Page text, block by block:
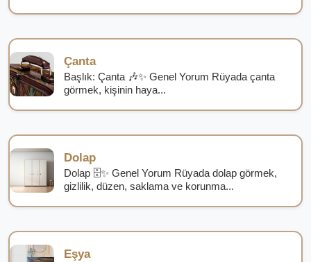
Çanta
Başlık: Çanta 🎶✨ Genel Yorum Rüyada çanta
görmek, kişinin haya...
Dolap
Dolap 🗄️✨ Genel Yorum Rüyada dolap görmek,
gizlilik, düzen, saklama ve korunma...
Eşya